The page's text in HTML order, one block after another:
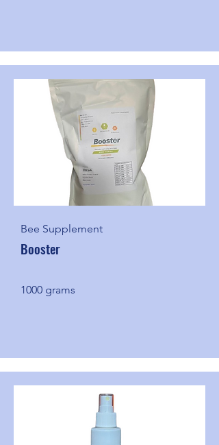
Bee Supplement
Booster
1000 grams